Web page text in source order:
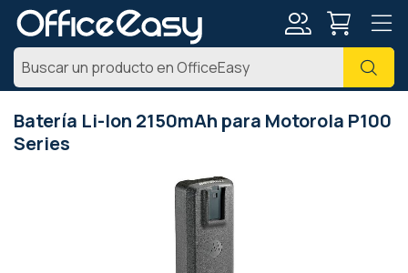
Batería Li-Ion 2150mAh para Motorola P100
Series